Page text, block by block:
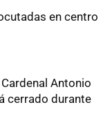
en centro
Antonio
cerrado durante